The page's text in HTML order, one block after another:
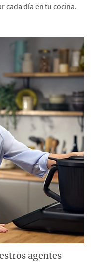
cada día en tu cocina.
agentes